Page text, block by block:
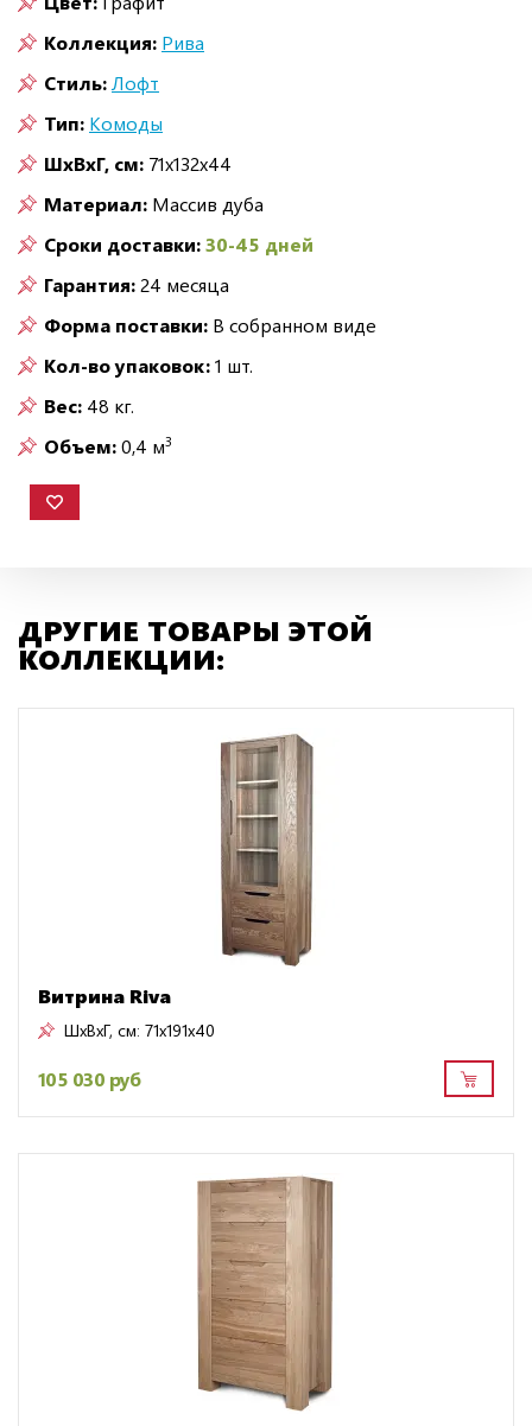
Коллекция: Рива
Стиль:Лофт
Тип: Комоды
ШxВxГ, см: 71x132x44
Материал: Массив дуба
Сроки доставки:30-45 дней
Гарантия:24 месяца
Форма поставки: В собранном виде
Кол-во упаковок:1 шт.
Вес: 48 кг.
Объем:0,4 м3
ДРУГИЕ ТОВАРЫ ЭТОЙ
КОЛЛЕКЦИИ:
Витрина Riva
ШxВxГ, см: 71x191x40
105 030 руб